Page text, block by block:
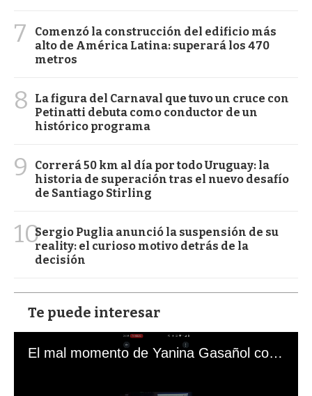
7
Comenzó la construcción del edificio más
alto de América Latina: superará los 470
metros
8
La figura del Carnaval que tuvo un cruce con
Petinatti debuta como conductor de un
histórico programa
9
Correrá 50 km al día por todo Uruguay: la
historia de superación tras el nuevo desafío
de Santiago Stirling
10Sergio Puglia anunció la suspensión de su
reality: el curioso motivo detrás de la
decisión
Te puede interesar
El mal momento de Yanina Gasañol con un hincha argentino en "Subrayado"